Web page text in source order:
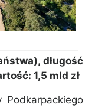
długość
1,5 mld zł